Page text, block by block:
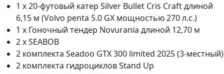
1 х 20-футовый катер Silver Bullet Cris Craft длиной
6,15 м (Volvo penta 5.0 GX мощностью 270 л.с.)
1 х Гоночный тендер Novurania длиной 12,70 м
2 х SEABOB
2 комплекта Seadoo GTX 300 limited 2025 (3-местный)
2 комплекта гидроциклов Stand Up